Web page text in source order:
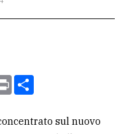
Print
sul nuovo